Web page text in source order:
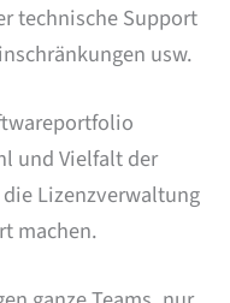
technische Support
usw.
und Vielfalt der
Lizenzverwaltung
machen.